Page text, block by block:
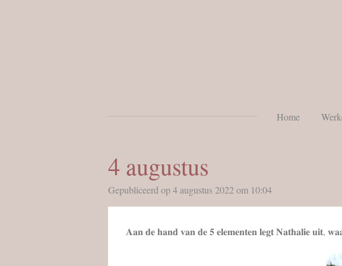
Home
4 augustus
Gepubliceerd op 4 augustus 2022 om 10:04
𝐀𝐚𝐧 𝐝𝐞 𝐡𝐚𝐧𝐝 𝐯𝐚𝐧 𝐝𝐞 𝟓 𝐞𝐥𝐞𝐦𝐞𝐧𝐭𝐞𝐧 𝐥𝐞𝐠𝐭 𝐍𝐚𝐭𝐡𝐚𝐥𝐢𝐞 𝐮𝐢𝐭,